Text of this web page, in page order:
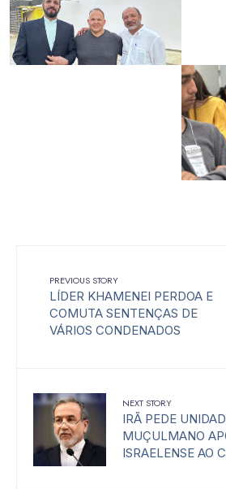
PREVIOUS STORY
LÍDER KHAMENEI PERDOA E
COMUTA SENTENÇAS DE
VÁRIOS CONDENADOS
NEXT STORY
IRÃ PEDE
MUÇULMANO
ISRAELENSE AO